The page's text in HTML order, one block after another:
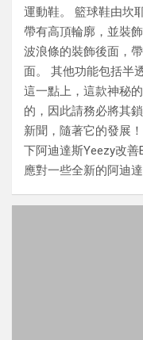
運動鞋。 籃球鞋由坎
帶有高頂輪廓，並裝
波浪條的裝飾後面，
面。 其他功能包括半
這一點上，這款神秘
的，因此請務必將其
新聞，隨著它的發展
下阿迪達斯Yeezy改善
應對一些全新的阿迪